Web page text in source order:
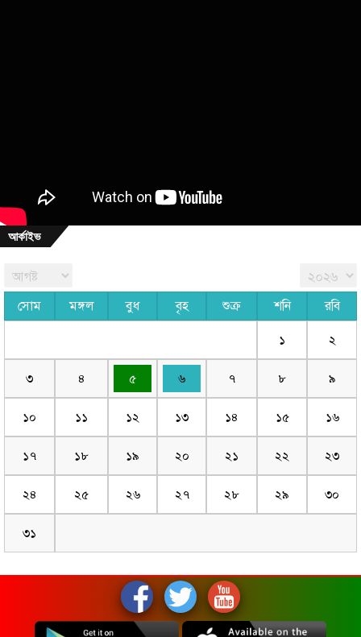
আর্কাইভ
সোম মঙ্গল বুধ বৃহ শুক্র শনি রবি
১ ২
৩ ৪ ৫ ৬ ৭ ৮ ৯
১০ ১১ ১২ ১৩ ১৪ ১৫ ১৬
১৭ ১৮ ১৯ ২০ ২১ ২২ ২৩
২৪ ২৫ ২৬ ২৭ ২৮ ২৯ ৩০
৩১